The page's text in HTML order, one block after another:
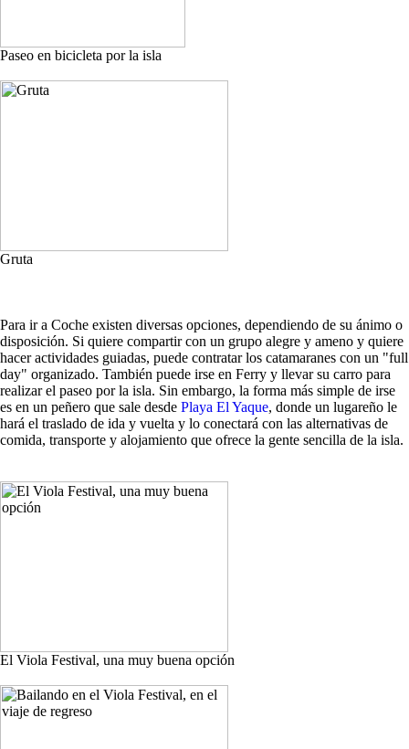
Paseo en bicicleta por la isla
Gruta
Para ir a Coche existen diversas opciones, dependiendo de su ánimo o
disposición. Si quiere compartir con un grupo alegre y ameno y quiere
hacer actividades guiadas, puede contratar los catamaranes con un "full
day" organizado. También puede irse en Ferry y llevar su carro para
realizar el paseo por la isla. Sin embargo, la forma más simple de irse
es en un peñero que sale desde Playa El Yaque, donde un lugareño le
hará el traslado de ida y vuelta y lo conectará con las alternativas de
comida, transporte y alojamiento que ofrece la gente sencilla de la isla.
El Viola Festival, una muy buena opción